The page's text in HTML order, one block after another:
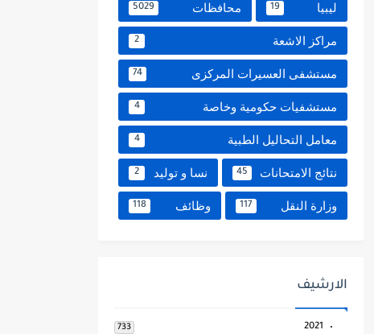
ليبيا 19 محافظات 5029
مراكز الاشعة 2
مستشفى العسيرات المركزى 74
مستشفيات حكومية وخاصة 4
معامل التحاليل الطبية 4
نتائج الامتحانات 45 نسا و توليد 2
وزارة النقل 117 وظائف 118
الارشيف
2021
733